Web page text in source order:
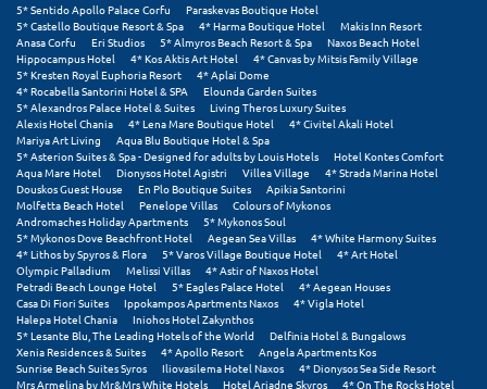
Χίος
Χράνοι Μεσσηνίας
Ψ
Ψαθόπυργος
5* Sentido Apollo Palace Corfu
Paraskevas Boutique Hotel
5* Castello Boutique Resort & Spa
4* Harma Boutique Hotel
Makis Inn Resort
Anasa Corfu
Eri Studios 5* Almyros Beach Resort & Spa
Naxos Beach Hotel
Hippocampus Hotel
4* Kos Aktis Art Hotel
4* Canvas by Mitsis Family Village
5* Kresten Royal Euphoria Resort
4* Aplai Dome
4* Rocabella Santorini Hotel & SPA
Elounda Garden Suites
5* Alexandros Palace Hotel & Suites
Living Theros Luxury Suites
Alexis Hotel Chania
4* Lena Mare Boutique Hotel
4* Civitel Akali Hotel
Mariya Art Living
Aqua Blu Boutique Hotel & Spa
5* Asterion Suites & Spa - Designed for adults by Louis Hotels
Hotel Kontes Comfort
Aqua Mare Hotel
Dionysos Hotel Agistri Villea Village
4* Strada Marina Hotel
Douskos Guest House
En Plo Boutique Suites
Apikia Santorini
Molfetta Beach Hotel
Penelope Villas
Colours of Mykonos
Andromaches Holiday Apartments
5* Mykonos Soul
5* Mykonos Dove Beachfront Hotel
Aegean Sea Villas
4* White Harmony Suites
4* Lithos by Spyros & Flora
5* Varos Village Boutique Hotel
4* Art Hotel
Olympic Palladium
Melissi Villas
4* Astir of Naxos Hotel
Petradi Beach Lounge Hotel
5* Eagles Palace Hotel
4* Aegean Houses
Casa Di Fiori Suites
Ippokampos Apartments Naxos
4* Vigla Hotel
Halepa Hotel Chania
Iniohos Hotel Zakynthos
5* Lesante Blu, The Leading Hotels of the World
Delfinia Hotel & Bungalows
Xenia Residences & Suites
4* Apollo Resort
Angela Apartments Kos
Sunrise Beach Suites Syros
Iliovasilema Hotel Naxos
4* Dionysos Sea Side Resort
Mrs Armelina by Mr&Mrs White Hotels
Hotel Ariadne Skyros
4* On The Rocks Hotel